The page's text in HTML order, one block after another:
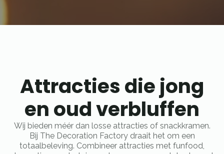
Attracties die jong
en oud verbluffen
Wij bieden méér dan losse attracties of snackkramen.
Bij The Decoration Factory draait het om een
totaalbeleving. Combineer attracties met funfood,